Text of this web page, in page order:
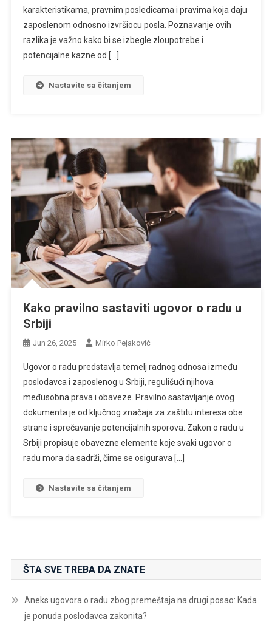
karakteristikama, pravnim posledicama i pravima koja daju
zaposlenom odnosno izvršiocu posla. Poznavanje ovih
razlika je važno kako bi se izbegle zloupotrebe i
potencijalne kazne od […]
Nastavite sa čitanjem
Kako pravilno sastaviti ugovor o radu u
Srbiji
Jun 26, 2025 Mirko Pejaković
Ugovor o radu predstavlja temelj radnog odnosa između
poslodavca i zaposlenog u Srbiji, regulišući njihova
međusobna prava i obaveze. Pravilno sastavljanje ovog
dokumenta je od ključnog značaja za zaštitu interesa obe
strane i sprečavanje potencijalnih sporova. Zakon o radu u
Srbiji propisuje obavezne elemente koje svaki ugovor o
radu mora da sadrži, čime se osigurava […]
Nastavite sa čitanjem
ŠTA SVE TREBA DA ZNATE
Aneks ugovora o radu zbog premeštaja na drugi posao: Kada
je ponuda poslodavca zakonita?